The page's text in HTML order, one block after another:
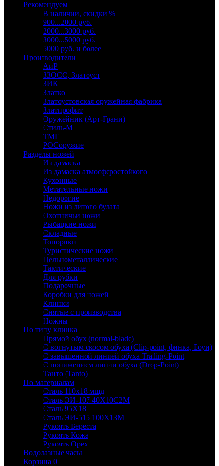
Рекомендуем
В наличии, скидки %
900...2000 руб.
2000...3000 руб.
3000...5000 руб.
5000 руб. и более
Производители
АиР
ЗЗОСС, Златоуст
ЗИК
Златко
Златоустовская оружейная фабрика
Златпрофит
Оружейник (Арт-Грани)
Стиль-М
ТМГ
РОСоружие
Разделы ножей
Из дамаска
Из дамаска атмосферостойкого
Кухонные
Метательные ножи
Недорогие
Ножи из литого булата
Охотничьи ножи
Рыбацкие ножи
Складные
Топорики
Туристические ножи
Цельнометаллические
Тактические
Для рубки
Подарочные
Коробки для ножей
Клинки
Снятые с производства
Ножны
По типу клинка
Прямой обух (normal-blade)
С вогнутым скосом обуха (Clip-point, финка, Боуи)
С завышенной линией обуха Trailing-Point
С понижением линии обуха (Drop-Point)
Танто (Tanto)
По материалам
Сталь 110х18 мшд
Сталь ЭИ-107 40Х10С2М
Сталь 95Х18
Сталь ЭИ-515 100Х13М
Рукоять Береста
Рукоять Кожа
Рукоять Орех
Водолазные часы
Корзина 0